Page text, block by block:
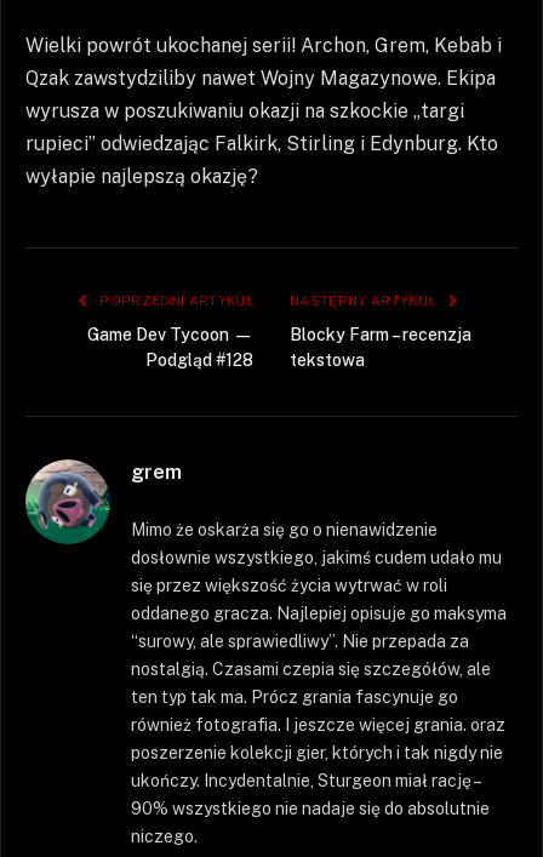
Wielki powrót ukochanej serii! Archon, Grem, Kebab i
Qzak zawstydziliby nawet Wojny Magazynowe. Ekipa
wyrusza w poszukiwaniu okazji na szkockie „targi
rupieci” odwiedzając Falkirk, Stirling i Edynburg. Kto
wyłapie najlepszą okazję?
POPRZEDNI ARTYKUŁ
Game Dev Tycoon —
Podgląd #128
NASTĘPNY ARTYKUŁ
Blocky Farm – recenzja
tekstowa
grem
Mimo że oskarża się go o nienawidzenie
dosłownie wszystkiego, jakimś cudem udało mu
się przez większość życia wytrwać w roli
oddanego gracza. Najlepiej opisuje go maksyma
“surowy, ale sprawiedliwy”. Nie przepada za
nostalgią. Czasami czepia się szczegółów, ale
ten typ tak ma. Prócz grania fascynuje go
również fotografia. I jeszcze więcej grania. oraz
poszerzenie kolekcji gier, których i tak nigdy nie
ukończy. Incydentalnie, Sturgeon miał rację –
90% wszystkiego nie nadaje się do absolutnie
niczego.